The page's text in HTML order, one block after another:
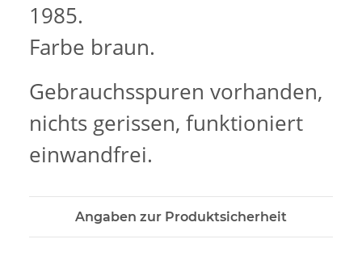
1985.
Farbe braun.
Gebrauchsspuren vorhanden,
nichts gerissen, funktioniert
einwandfrei.
Angaben zur Produktsicherheit